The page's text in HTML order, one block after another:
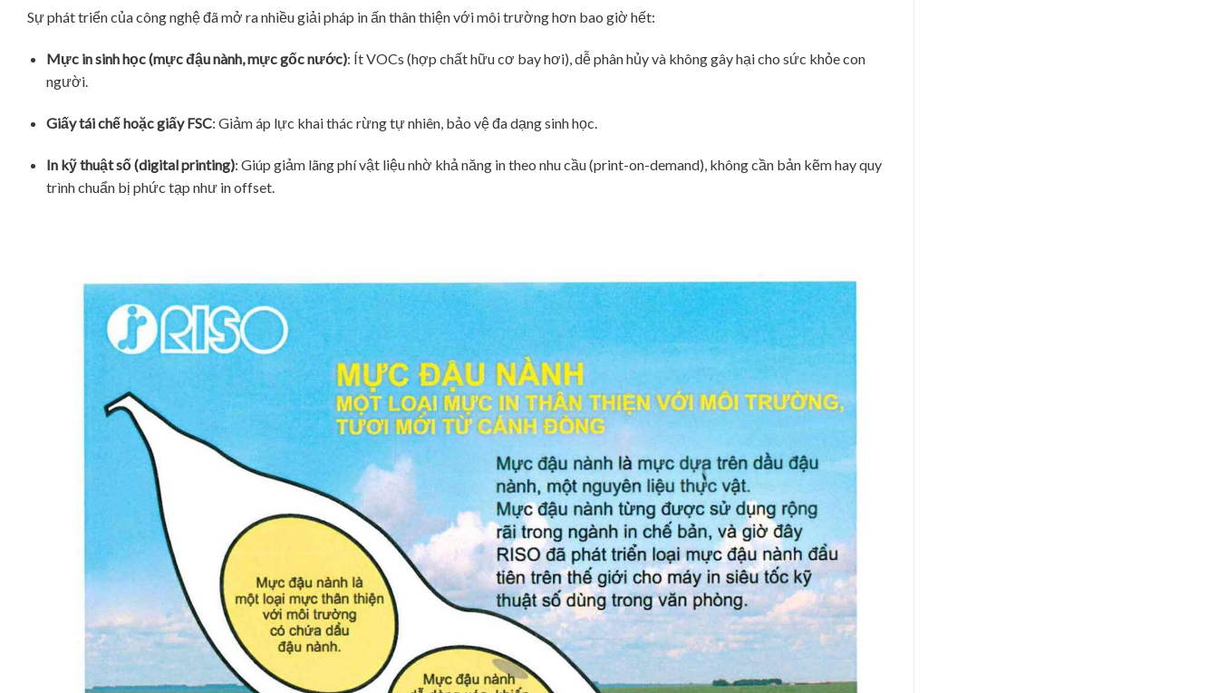
Sự phát triển của công nghệ đã mở ra nhiều giải pháp in ấn thân thiện với môi trường hơn bao giờ hết:
Mực in sinh học (mực đậu nành, mực gốc nước): Ít VOCs (hợp chất hữu cơ bay hơi), dễ phân hủy và không gây hại cho sức khỏe con
người.
Giấy tái chế hoặc giấy FSC: Giảm áp lực khai thác rừng tự nhiên, bảo vệ đa dạng sinh học.
In kỹ thuật số (digital printing): Giúp giảm lãng phí vật liệu nhờ khả năng in theo nhu cầu (print-on-demand), không cần bản kẽm hay quy
trình chuẩn bị phức tạp như in offset.